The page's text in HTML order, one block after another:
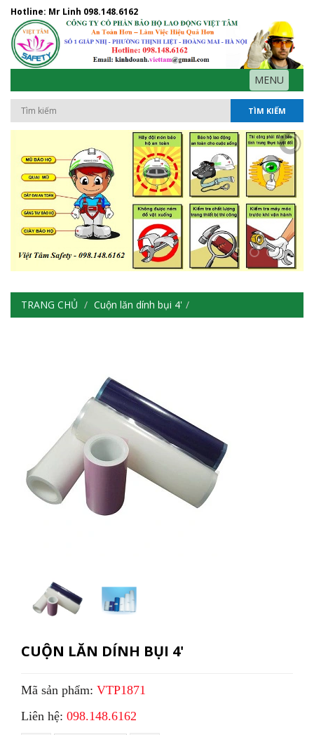
Hotline: Mr Linh 098.148.6162
MENU
TÌM KIẾM
TRANG CHỦ Cuộn lăn dính bụi 4'
CUỘN LĂN DÍNH BỤI 4'
Mã sản phẩm: VTP1871
Liên hệ: 098.148.6162